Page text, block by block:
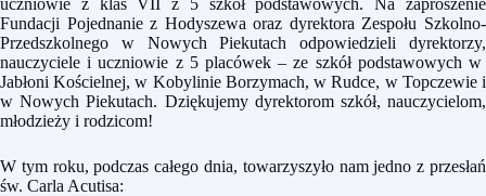
uczniowie z klas VII z 5 szkół podstawowych. Na zaproszenie
Fundacji Pojednanie z Hodyszewa oraz dyrektora Zespołu Szkolno-
Przedszkolnego w Nowych Piekutach odpowiedzieli dyrektorzy,
nauczyciele i uczniowie z 5 placówek – ze szkół podstawowych w
Jabłoni Kościelnej, w Kobylinie Borzymach, w Rudce, w Topczewie i
w Nowych Piekutach. Dziękujemy dyrektorom szkół, nauczycielom,
młodzieży i rodzicom!
W tym roku, podczas całego dnia, towarzyszyło nam jedno z przesłań
św. Carla Acutisa: